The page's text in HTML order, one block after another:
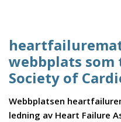
webbplats
Society of
Webbplatsen
ledning av Heart Failure